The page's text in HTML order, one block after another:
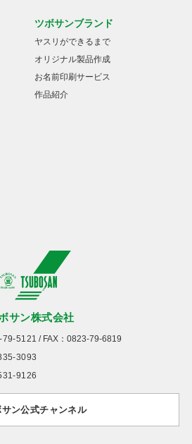
サン株式会社
79-5121 / FAX：0823-79-6819
3093
9126
サン公式チャンネル
ツボサンブランド
ヤスリができるまで
オリジナル製品作成
お名前印刷サービス
作品紹介